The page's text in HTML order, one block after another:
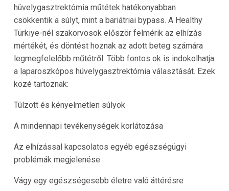
hüvelygasztrektómia műtétek hatékonyabban
csökkentik a súlyt, mint a bariátriai bypass. A Healthy
Türkiye-nél szakorvosok először felmérik az elhízás
mértékét, és döntést hoznak az adott beteg számára
legmegfelelőbb műtétről. Több fontos ok is indokolhatja
a laparoszkópos hüvelygasztrektómia választását. Ezek
közé tartoznak:
Túlzott és kényelmetlen súlyok
A mindennapi tevékenységek korlátozása
Az elhízással kapcsolatos egyéb egészségügyi
problémák megjelenése
Vágy egy egészségesebb életre való áttérésre